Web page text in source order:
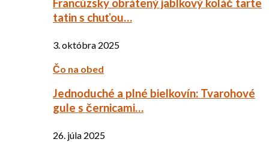
Francúzsky obrátený jablkový koláč tarte
tatin s chuťou…
3. októbra 2025
Čo na obed
Jednoduché a plné bielkovín: Tvarohové
gule s černicami…
26. júla 2025